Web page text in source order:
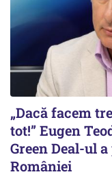
„Dacă facem
tot!” Eugen
Green Deal-ul
României